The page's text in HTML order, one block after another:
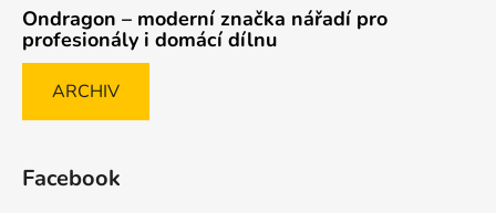
Ondragon – moderní značka nářadí pro
profesionály i domácí dílnu
ARCHIV
Facebook